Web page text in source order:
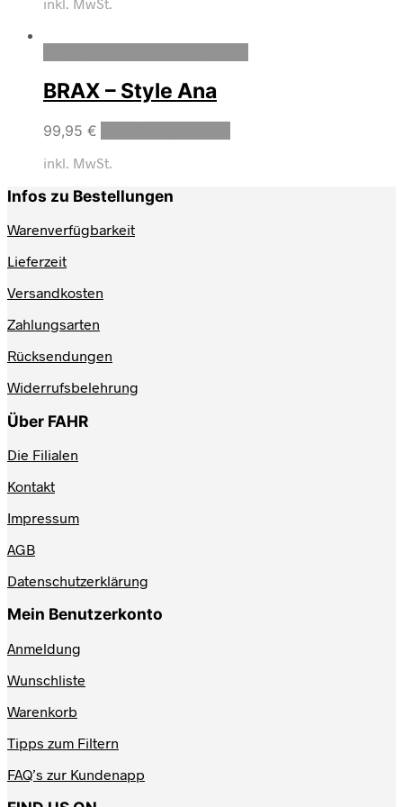
BRAX – Style Ana
99,95 €
inkl. MwSt.
Infos zu Bestellungen
Warenverfügbarkeit
Lieferzeit
Versandkosten
Zahlungsarten
Rücksendungen
Widerrufsbelehrung
Über FAHR
Die Filialen
Kontakt
Impressum
AGB
Datenschutzerklärung
Mein Benutzerkonto
Anmeldung
Wunschliste
Warenkorb
Tipps zum Filtern
FAQ’s zur Kundenapp